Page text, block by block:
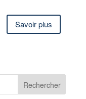
Savoir plus